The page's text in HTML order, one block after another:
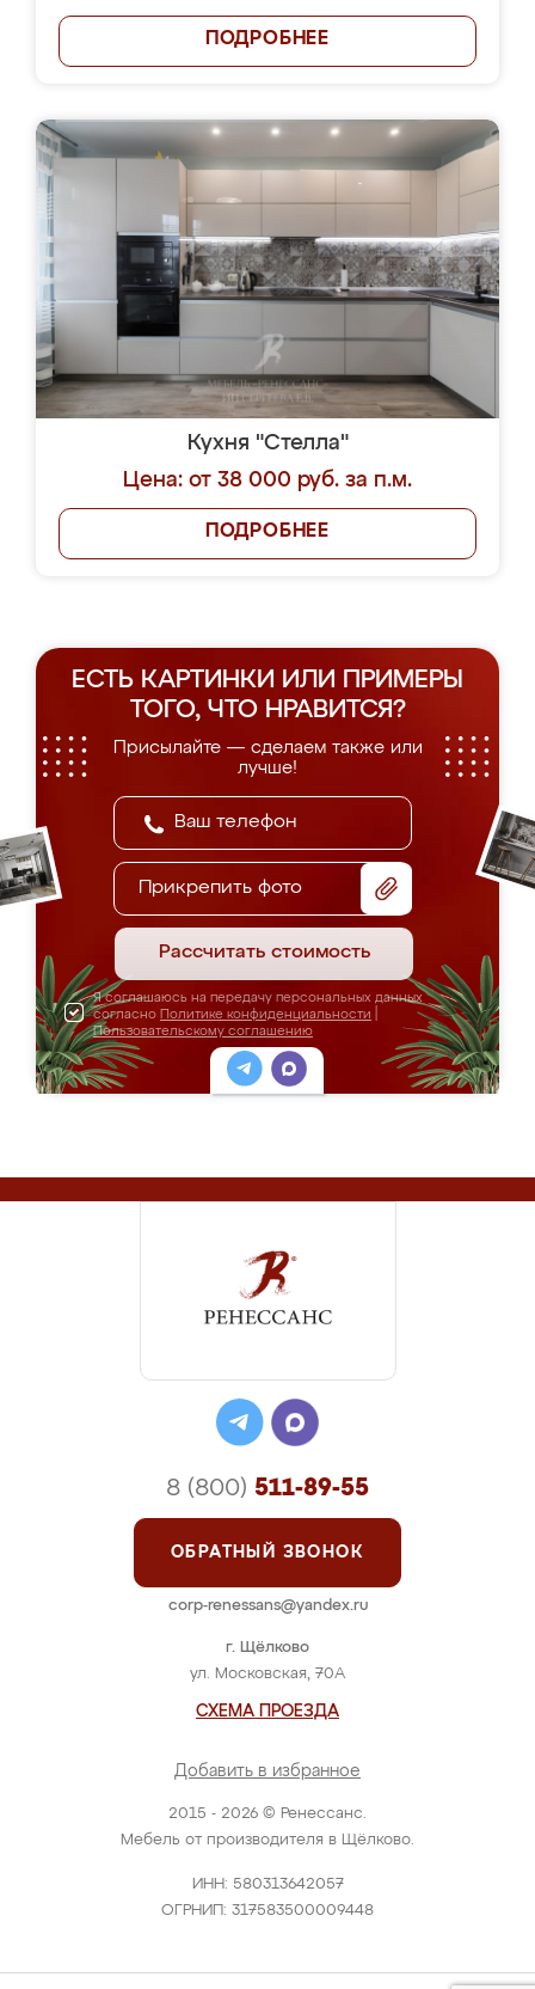
ПОДРОБНЕЕ
Кухня "Стелла"
Цена: от 38 000 руб. за п.м.
ПОДРОБНЕЕ
ЕСТЬ КАРТИНКИ ИЛИ ПРИМЕРЫ
ТОГО, ЧТО НРАВИТСЯ?
Присылайте — сделаем также или
лучше!
Прикрепить фото
Рассчитать стоимость
Я соглашаюсь на передачу персональных данных
согласно Политике конфиденциальности
Пользовательскому соглашению
2015 - 2026 © Ренессанс.
Мебель от производителя в Щёлково.
ИНН: 580313642057
ОГРНИП: 317583500009448
г. Щёлково
ул. Московская, 70А
СХЕМА ПРОЕЗДА
Добавить в избранное
8 (800) 511-89-55
ОБРАТНЫЙ ЗВОНОК
corp-renessans@yandex.ru